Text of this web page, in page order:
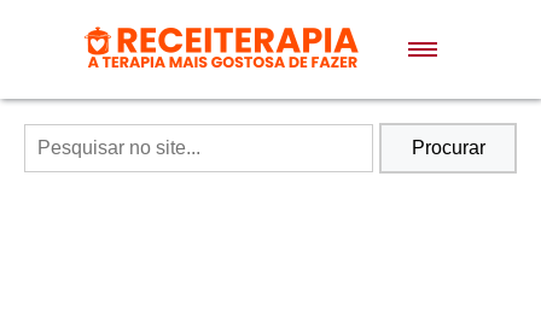
Doces e Sobremesas
Air Fryer
Procurar